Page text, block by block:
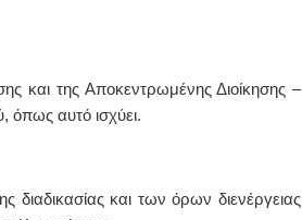
και της Αποκεντρωμένης Διοίκησης –
όπως αυτό ισχύει.
διαδικασίας και των όρων διενέργειας